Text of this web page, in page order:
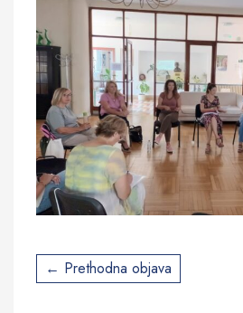
Post
navigation
Prethodna objava